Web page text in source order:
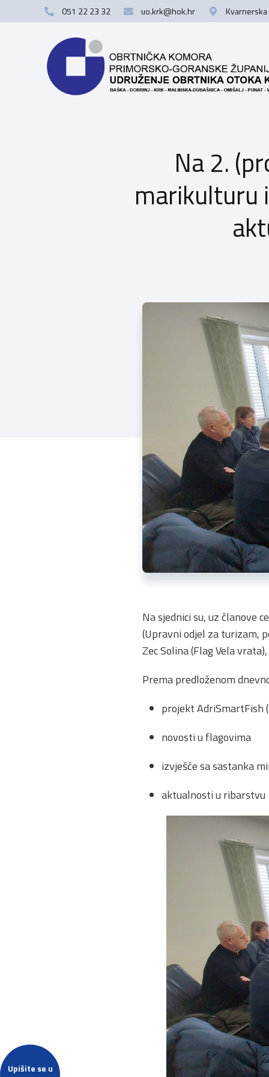
Upišite se u
051 22 23 32 uo.krk@hok.hr
Na 2.
marikulturu
Na sjednici su, uz članove
(Upravni odjel za turizam,
Zec Solina (Flag Vela
Prema predloženom
projekt AdriSmartFish
novosti u flagovima
izvješće sa sastanka
aktualnosti u ribarstvu